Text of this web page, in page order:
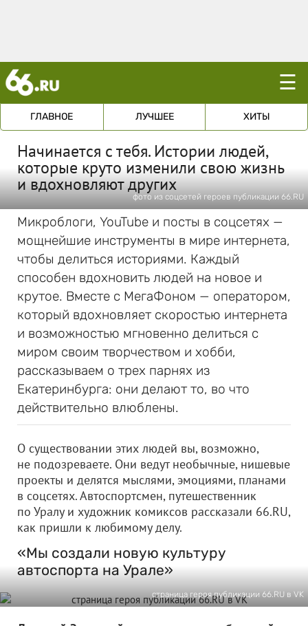
☰
ГЛАВНОЕ ЛУЧШЕЕ ХИТЫ
Начинается с тебя. Истории людей,
которые круто изменили свою жизнь
и вдохновляют других
фото из соцсетей героев публикации 66.RU
Микроблоги, YouTube и посты в соцсетях —
мощнейшие инструменты в мире интернета,
чтобы делиться историями. Каждый
способен вдохновить людей на новое и
крутое. Вместе с МегаФоном — оператором,
который вдохновляет скоростью интернета
и возможностью мгновенно делиться с
миром своим творчеством и хобби,
рассказываем о трех парнях из
Екатеринбурга: они делают то, во что
действительно влюблены.
О существовании этих людей вы, возможно,
не подозреваете. Они ведут необычные, нишевые
проекты и делятся мыслями, эмоциями, планами
в соцсетях. Автоспортсмен, путешественник
по Уралу и художник комиксов рассказали 66.RU,
как пришли к любимому делу.
«Мы создали новую культуру
автоспорта на Урале»
страница героя публикации 66.RU в VK